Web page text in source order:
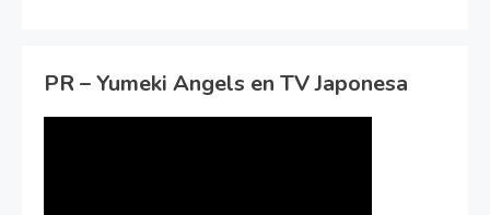
PR – Yumeki Angels en TV Japonesa